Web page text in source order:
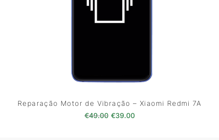
Reparação Motor de Vibração – Xiaomi Redmi 7A
€49.00 O preço original era: €49.00.
€39.00O preço atual é: